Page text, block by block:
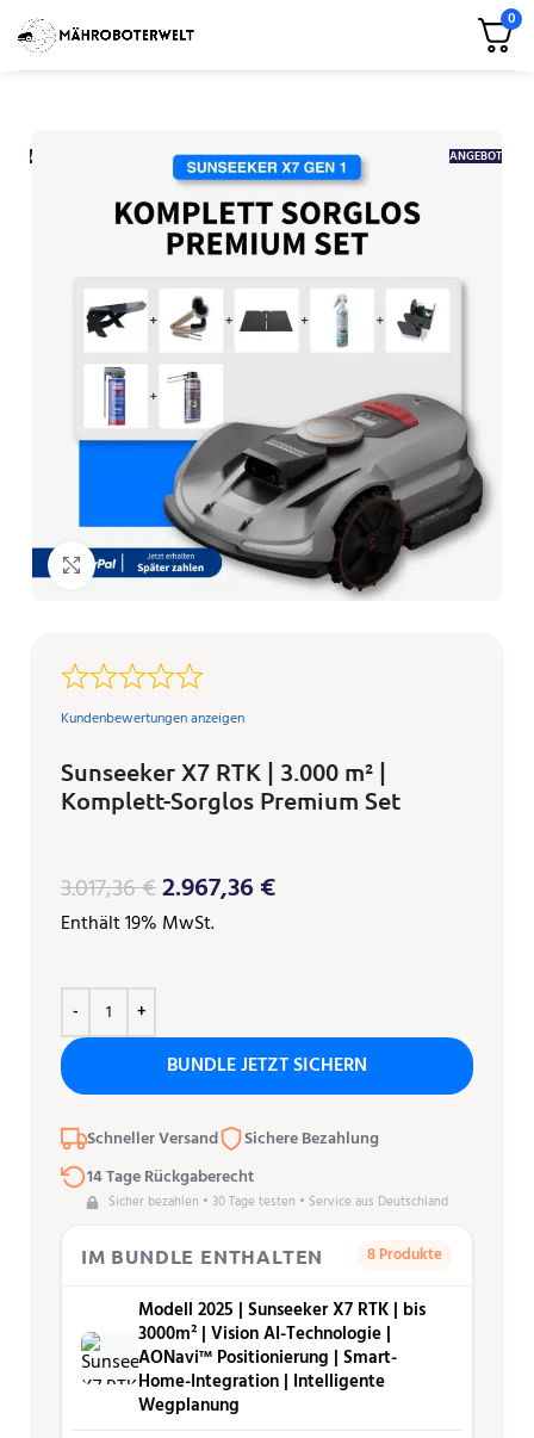
0
ANGEBOT ANGEBOT
Klicken zum Vergrößern
Kundenbewertungen anzeigen
Sunseeker X7 RTK | 3.000 m² |
Komplett-Sorglos Premium Set
3.017,36€2.967,36 €
Enthält 19% MwSt.
BUNDLE JETZT SICHERN
Schneller Versand
Sichere Bezahlung
14 Tage Rückgaberecht
Sicher bezahlen • 30 Tage testen • Service aus Deutschland
IM BUNDLE ENTHALTEN 8 Produkte
Modell 2025 | Sunseeker X7 RTK | bis
3000m² | Vision AI-Technologie |
AONavi™ Positionierung | Smart-
Home-Integration | Intelligente
Wegplanung